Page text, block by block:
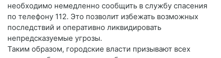
необходимо немедленно сообщить в службу спасения
по телефону 112. Это позволит избежать возможных
последствий и оперативно ликвидировать
непредсказуемые угрозы.
Таким образом, городские власти призывают всех